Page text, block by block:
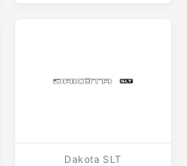
Dakota SLT